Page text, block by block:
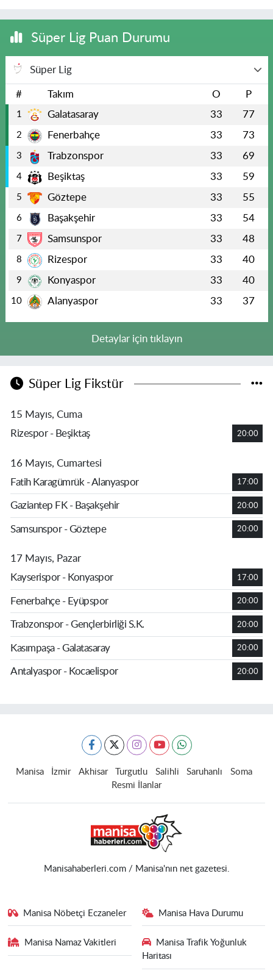
Süper Lig Puan Durumu
Süper Lig
# Takım O P
1 Galatasaray 33 77
2 Fenerbahçe 33 73
3 Trabzonspor 33 69
4 Beşiktaş 33 59
5 Göztepe 33 55
6 Başakşehir 33 54
7 Samsunspor 33 48
8 Rizespor 33 40
9 Konyaspor 33 40
10 Alanyaspor 33 37
Detaylar için tıklayın
Süper Lig Fikstür
15 Mayıs, Cuma
Rizespor - Beşiktaş
20:00
16 Mayıs, Cumartesi
Fatih Karagümrük - Alanyaspor
17:00
Gaziantep FK - Başakşehir 20:00
Samsunspor - Göztepe 20:00
17 Mayıs, Pazar
Kayserispor - Konyaspor
17:00
Fenerbahçe - Eyüpspor 20:00
Trabzonspor - Gençlerbirliği S.K. 20:00
Kasımpaşa - Galatasaray 20:00
Antalyaspor - Kocaelispor 20:00
Manisa İzmir Akhisar Turgutlu Salihli Saruhanlı
Soma
Resmi İlanlar
Manisahaberleri.com / Manisa'nın net gazetesi.
Manisa Nöbetçi Eczaneler Manisa Hava Durumu
Manisa Namaz Vakitleri
Manisa Trafik Yoğunluk
Haritası